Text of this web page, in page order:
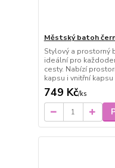
Městský batoh
Stylový a prostorný
ideální pro
cesty. Nabízí
kapsu i vnitřní
749 Kč/ks